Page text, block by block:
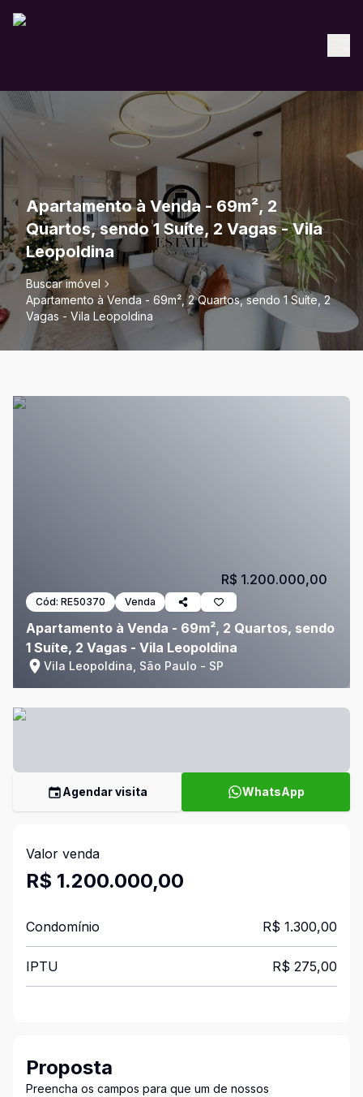
Apartamento à Venda - 69m², 2
Quartos, sendo 1 Suíte, 2 Vagas - Vila
Leopoldina
Buscar imóvel
Apartamento à Venda - 69m², 2 Quartos, sendo 1 Suíte, 2
Vagas - Vila Leopoldina
Cód: RE50370 Venda
Apartamento à Venda - 69m², 2 Quartos, sendo
1 Suíte, 2 Vagas - Vila Leopoldina
Vila Leopoldina, São Paulo - SP
R$ 1.200.000,00
Agendar visita WhatsApp
Valor venda
R$ 1.200.000,00
Condomínio R$ 1.300,00
IPTU R$ 275,00
Proposta
Preencha os campos para que um de nossos